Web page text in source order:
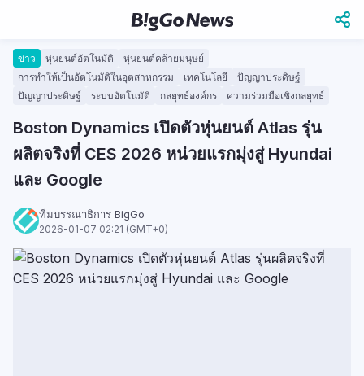
ข่าว หุ่นยนต์อัตโนมัติ
หุ่นยนต์คล้ายมนุษย์
การทำให้เป็นอัตโนมัติในอุตสาหกรรม
เทคโนโลยี
ปัญญาประดิษฐ์
ปัญญาประดิษฐ์
ระบบอัตโนมัติ กลยุทธ์องค์กร ความร่วมมือเชิงกลยุทธ์
Boston Dynamics เปิดตัวหุ่นยนต์ Atlas รุ่น
ผลิตจริงที่ CES 2026 หน่วยแรกมุ่งสู่ Hyundai
และ Google
ทีมบรรณาธิการ BigGo
2026-01-07 02:21 (GMT+0)